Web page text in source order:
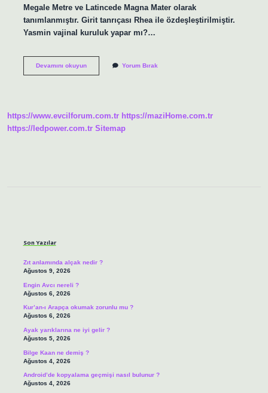
Megale Metre ve Latincede Magna Mater olarak
tanımlanmıştır. Girit tanrıçası Rhea ile özdeşleştirilmiştir.
Yasmin vajinal kuruluk yapar mı?…
Devamını okuyunCybelle
Yorum Bırak
https://www.evcilforum.com.tr https://maziHome.com.tr
https://ledpower.com.tr Sitemap
Son Yazılar
Zıt anlamında alçak nedir ?
Ağustos 9, 2026
Engin Avcı nereli ?
Ağustos 6, 2026
Kur’an-ı Arapça okumak zorunlu mu ?
Ağustos 6, 2026
Ayak yarıklarına ne iyi gelir ?
Ağustos 5, 2026
Bilge Kaan ne demiş ?
Ağustos 4, 2026
Android’de kopyalama geçmişi nasıl bulunur ?
Ağustos 4, 2026